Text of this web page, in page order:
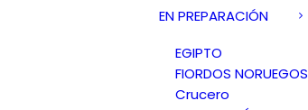
EN PREPARACIÓN
EGIPTO
FIORDOS NORUEGOS
Crucero